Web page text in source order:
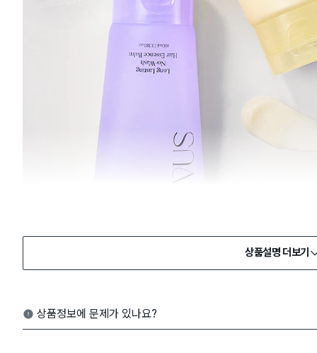
상품설명 더보기
상품정보에 문제가 있나요?